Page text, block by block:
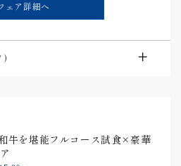
ェア詳細へ
)
牛を堪能フルコース試食×豪華